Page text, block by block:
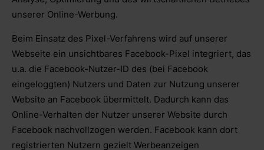
unserer Online-Werbung.
Beim Einsatz des Pixel-Verfahrens wird auf unserer
Webseite ein unsichtbares Facebook-Pixel integriert, das
u.a. die Facebook-Nutzer-ID des (bei Facebook
eingeloggten) Nutzers und Daten zur Nutzung unserer
Website an Facebook übermittelt. Dadurch kann das
Online-Verhalten der Nutzer unserer Website durch
Facebook nachvollzogen werden. Facebook kann dort
registrierten Nutzern gezielt Werbeanzeigen